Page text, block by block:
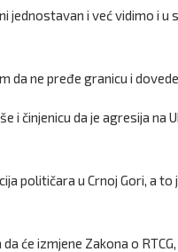
i već vidimo i u
ne pređe granicu i
i činjenicu da je agresija na
političara u Crnoj Gori, a to
će izmjene Zakona o